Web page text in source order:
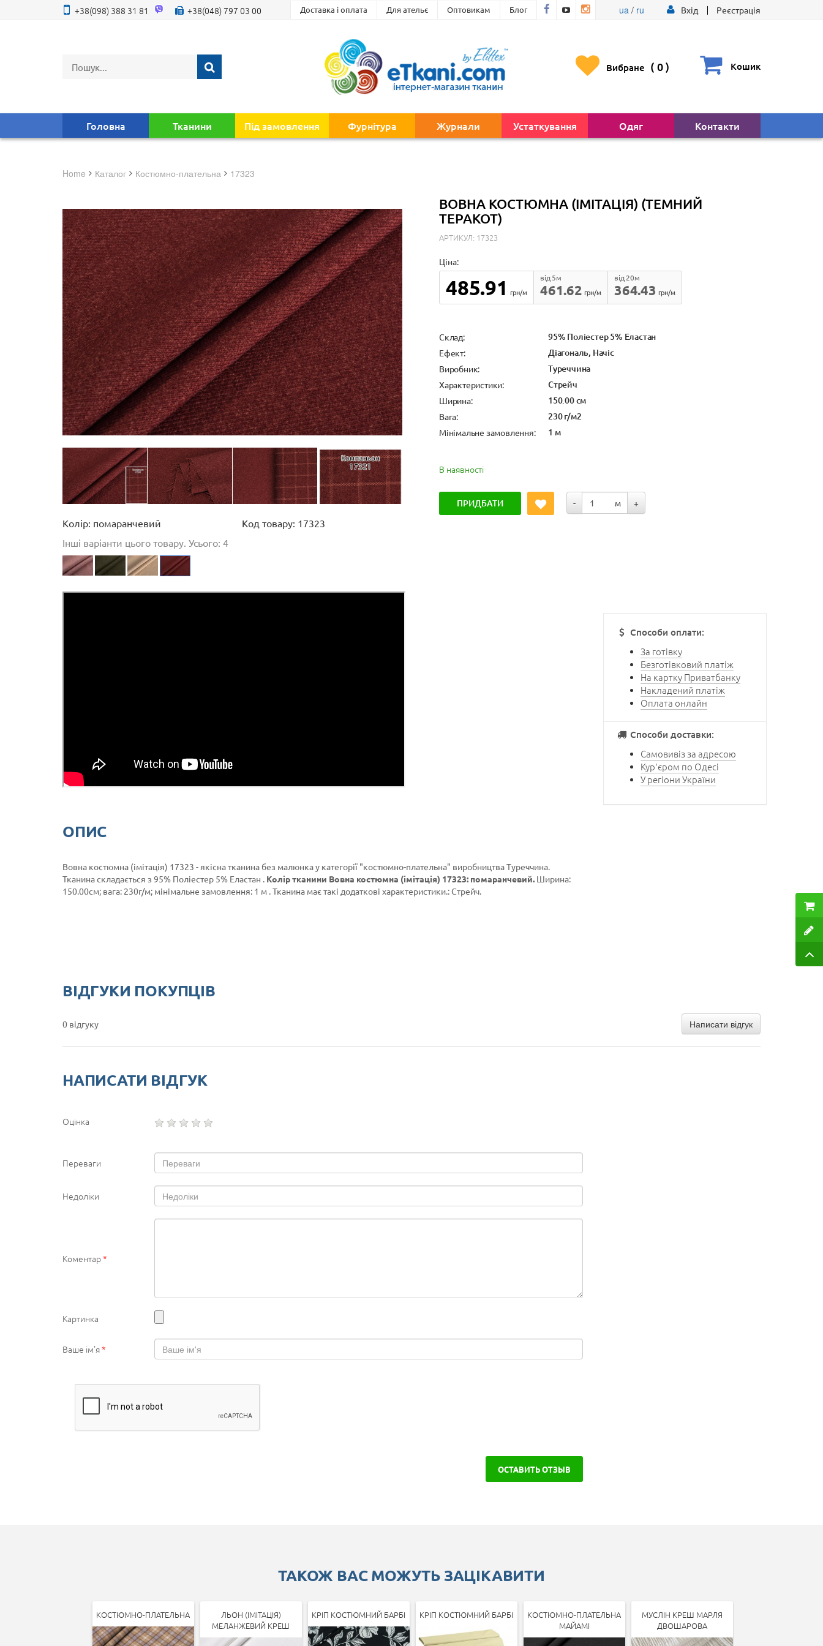
+38(098) 388 31 81 +38(048) 797 03 00 Доставка і оплата Для ательє Оптовикам Блог ua/ ru Вхід Реєстрація
Вибране ( 0) Кошик
Головна Тканини Під замовлення Фурнітура Журнали Устаткування Одяг Контакти
Home Каталог костюмно-плательна 17323
Колір: помаранчевий
Код товару: 17323
Інші варіанти цього товару. Усього: 4
ВОВНА КОСТЮМНА (ІМІТАЦІЯ) (ТЕМНИЙ
ТЕРАКОТ)
АРТИКУЛ: 17323
Ціна:
485.91 грн/м 461.62
від 5м
грн/м
364.43
від 20м
грн/м
Cклад: 95% Поліестер 5% Еластан
Ефект: Діагональ, Начіс
Виробник: Туреччина
Характеристики: Стрейч
Ширина: 150.00 см
Вага: 230 г/м2
Мінімальне замовлення: 1 м
В наявності
ПРИДБАТИ - м +
ОПИС
Вовна костюмна (імітація) 17323 - якісна тканина без малюнка у категорії "костюмно-плательна" виробництва Туреччина.
Тканина складається з 95% Поліестер 5% Еластан . Колір тканини Вовна костюмна (імітація) 17323: помаранчевий. Ширина:
150.00см; вага: 230г/м; мінімальне замовлення: 1 м . Тканина має такі додаткові характеристики.: Стрейч.
Способи оплати:
За готівку
Безготівковий платіж
На картку Приватбанку
Накладений платіж
Оплата онлайн
Способи доставки:
Самовивіз за адресою
Кур'єром по Одесі
У регіони України
ВІДГУКИ ПОКУПЦІВ
0 відгуку Написати відгук
НАПИСАТИ ВІДГУК
Оцінка
Переваги
Недоліки
Коментар*
Картинка
Ваше ім'я*
ОСТАВИТЬ ОТЗЫВ
ТАКОЖ ВАС МОЖУТЬ ЗАЦІКАВИТИ
КОСТЮМНО-ПЛАТЕЛЬНА
ЛЬОН (ІМІТАЦІЯ)
МЕЛАНЖЕВИЙ КРЕШ
КРІП КОСТЮМНИЙ БАРБІ КРІП КОСТЮМНИЙ БАРБІ
КОСТЮМНО-ПЛАТЕЛЬНА
МАЙАМІ
МУСЛІН КРЕШ МАРЛЯ
ДВОШАРОВА